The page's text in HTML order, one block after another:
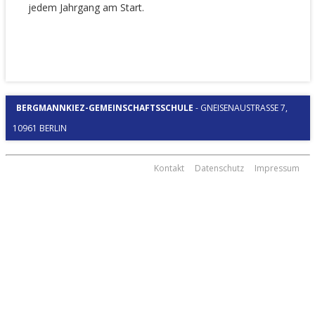
jedem Jahrgang am Start.
BERGMANNKIEZ-GEMEINSCHAFTSSCHULE - GNEISENAUSTRASSE 7, 1
0961 BERLIN
Kontakt Datenschutz Impressum